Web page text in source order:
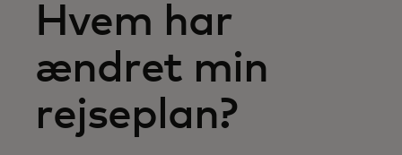
Nyheder og trends
Hvem har
ændret min
rejseplan?